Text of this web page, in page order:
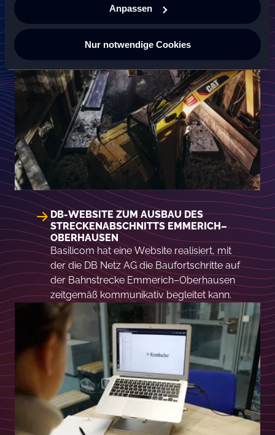
Anpassen
Nur notwendige Cookies
DB-WEBSITE ZUM AUSBAU DES
STRECKENABSCHNITTS EMMERICH–
OBERHAUSEN
Basilicom hat eine Website realisiert, mit
der die DB Netz AG die Baufortschritte auf
der Bahnstrecke Emmerich–Oberhausen
zeitgemäß kommunikativ begleitet kann.